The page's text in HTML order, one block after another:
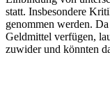
statt. Insbesondere
genommen werden.
Geldmittel verfügen,
zuwider und könnten